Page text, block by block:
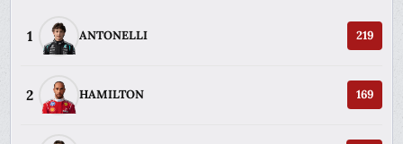
1 ANTONELLI 219
2 HAMILTON 169